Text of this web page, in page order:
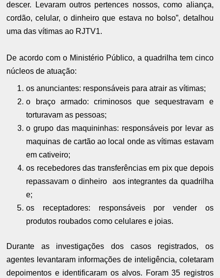
descer. Levaram outros pertences nossos, como aliança,
cordão, celular, o dinheiro que estava no bolso”, detalhou
uma das vítimas ao RJTV1.
De acordo com o Ministério Público, a quadrilha tem cinco
núcleos de atuação:
os anunciantes: responsáveis para atrair as vítimas;
o braço armado: criminosos que sequestravam e
torturavam as pessoas;
o grupo das maquininhas: responsáveis por levar as
maquinas de cartão ao local onde as vítimas estavam
em cativeiro;
os recebedores das transferências em pix que depois
repassavam o dinheiro aos integrantes da quadrilha
e;
os receptadores: responsáveis por vender os
produtos roubados como celulares e joias.
Durante as investigações dos casos registrados, os
agentes levantaram informações de inteligência, coletaram
depoimentos e identificaram os alvos. Foram 35 registros